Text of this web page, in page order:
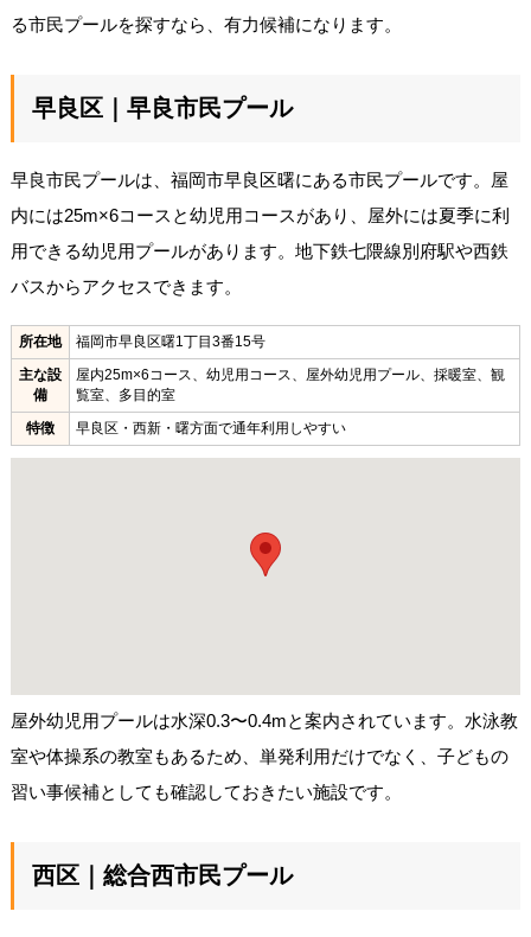
る市民プールを探すなら、有力候補になります。
早良区｜早良市民プール
早良市民プールは、福岡市早良区曙にある市民プールです。屋
内には25m×6コースと幼児用コースがあり、屋外には夏季に利
用できる幼児用プールがあります。地下鉄七隈線別府駅や西鉄
バスからアクセスできます。
所在地
福岡市早良区曙1丁目3番15号
主な設
備
屋内25m×6コース、幼児用コース、屋外幼児用プール、採暖室、観
覧室、多目的室
特徴
早良区・西新・曙方面で通年利用しやすい
屋外幼児用プールは水深0.3〜0.4mと案内されています。水泳教
室や体操系の教室もあるため、単発利用だけでなく、子どもの
習い事候補としても確認しておきたい施設です。
西区｜総合西市民プール